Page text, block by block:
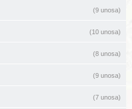
(9 unosa)
(10 unosa)
(8 unosa)
(9 unosa)
(7 unosa)